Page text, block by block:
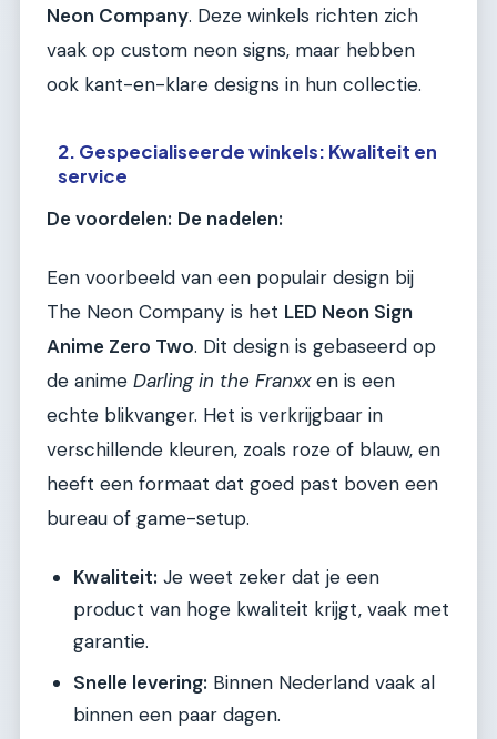
Neon Company. Deze winkels richten zich
vaak op custom neon signs, maar hebben
ook kant-en-klare designs in hun collectie.
2. Gespecialiseerde winkels: Kwaliteit en
service
De voordelen: De nadelen:
Een voorbeeld van een populair design bij
The Neon Company is het LED Neon Sign
Anime Zero Two. Dit design is gebaseerd op
de anime Darling in the Franxxen is een
echte blikvanger. Het is verkrijgbaar in
verschillende kleuren, zoals roze of blauw, en
heeft een formaat dat goed past boven een
bureau of game-setup.
Kwaliteit: Je weet zeker dat je een
product van hoge kwaliteit krijgt, vaak met
garantie.
Snelle levering: Binnen Nederland vaak al
binnen een paar dagen.